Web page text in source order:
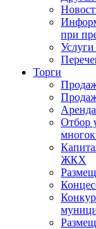
при
Торги
Отбор
ЖКХ